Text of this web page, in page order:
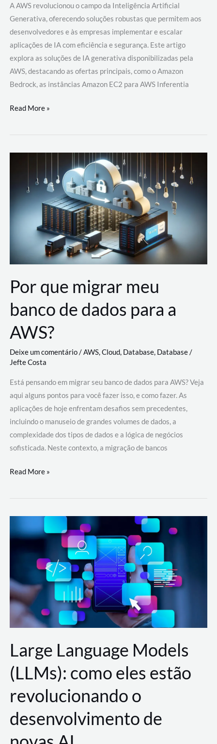
A AWS revolucionou o campo da Inteligência Artificial
Generativa, oferecendo soluções robustas que permitem aos
desenvolvedores e às empresas implementar e escalar
aplicações de IA com eficiência e segurança. Este artigo
explora as soluções de IA generativa disponibilizadas pela
AWS, destacando as ofertas principais, como o Amazon
Bedrock, as instâncias Amazon EC2 para AWS Inferentia
Utilizando
Soluções
AWS
Read More »
Por que migrar meu
banco de dados para a
AWS?
Deixe um comentário/AWS,Cloud, Database, Database/
Jefte Costa
Está pensando em migrar seu banco de dados para AWS? Veja
aqui alguns pontos para você fazer isso, e como fazer. As
aplicações de hoje enfrentam desafios sem precedentes,
incluindo o manuseio de grandes volumes de dados, a
complexidade dos tipos de dados e a lógica de negócios
sofisticada. Neste contexto, a migração de bancos
Por
migrar
de
a
AWS?
Read More »
Large Language Models
(LLMs): como eles estão
revolucionando o
desenvolvimento de